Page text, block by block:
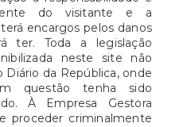
do visitante e a
encargos pelos danos
ter. Toda a legislação
neste site não
Diário da República, onde
questão tenha sido
À Empresa Gestora
proceder criminalmente